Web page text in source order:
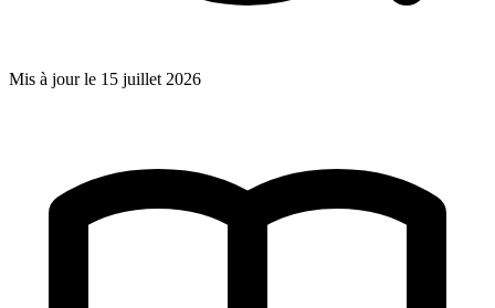
Mis à jour le 15 juillet 2026